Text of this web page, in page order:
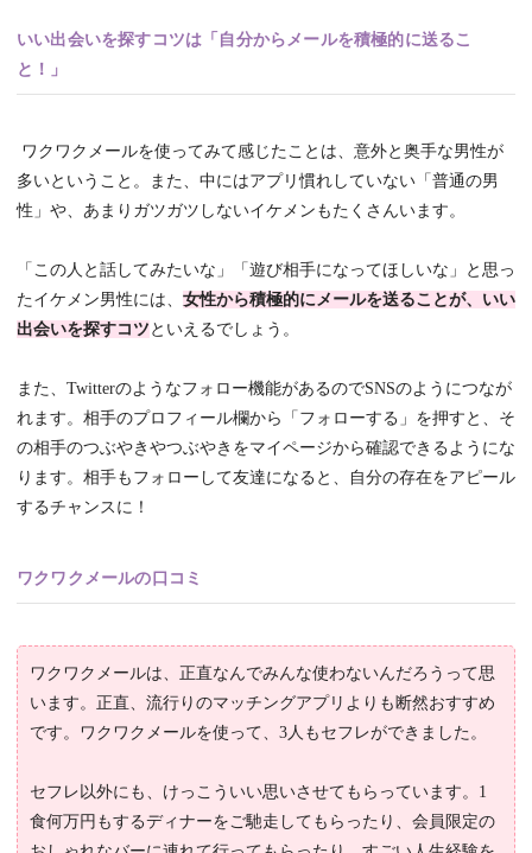
いい出会いを探すコツは「自分からメールを積極的に送るこ
と！」
ワクワクメールを使ってみて感じたことは、意外と奥手な男性が
多いということ。また、中にはアプリ慣れしていない「普通の男
性」や、あまりガツガツしないイケメンもたくさんいます。
「この人と話してみたいな」「遊び相手になってほしいな」と思っ
たイケメン男性には、 女性から積極的にメールを送ることが、いい
出会いを探すコツ といえるでしょう。
また、Twitterのようなフォロー機能があるのでSNSのようにつなが
れます。相手のプロフィール欄から「フォローする」を押すと、そ
の相手のつぶやきやつぶやきをマイページから確認できるようにな
ります。相手もフォローして友達になると、自分の存在をアピール
するチャンスに！
ワクワクメールの口コミ
ワクワクメールは、正直なんでみんな使わないんだろうって思
います。正直、流行りのマッチングアプリよりも断然おすすめ
です。ワクワクメールを使って、3人もセフレができました。
セフレ以外にも、けっこういい思いさせてもらっています。1
食何万円もするディナーをご馳走してもらったり、会員限定の